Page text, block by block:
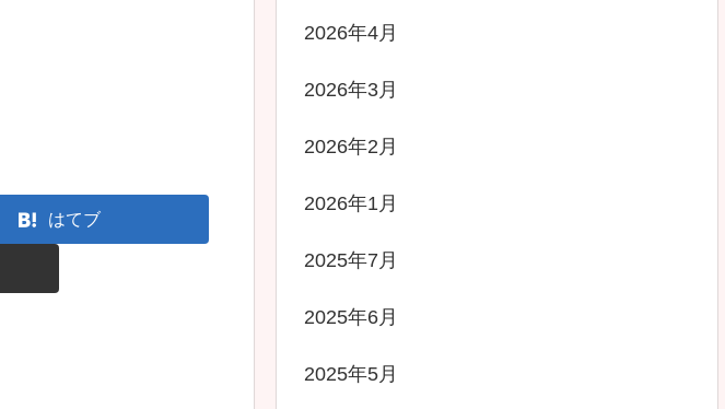
はてブ
2026年4月
2026年3月
2026年2月
2026年1月
2025年7月
2025年6月
2025年5月